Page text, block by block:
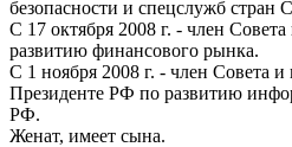
безопасности и спецслужб стран
С 17 октября 2008 г. - член
развитию финансового рынка.
С 1 ноября 2008 г. - член Совета
Президенте РФ по развитию
РФ.
Женат, имеет сына.